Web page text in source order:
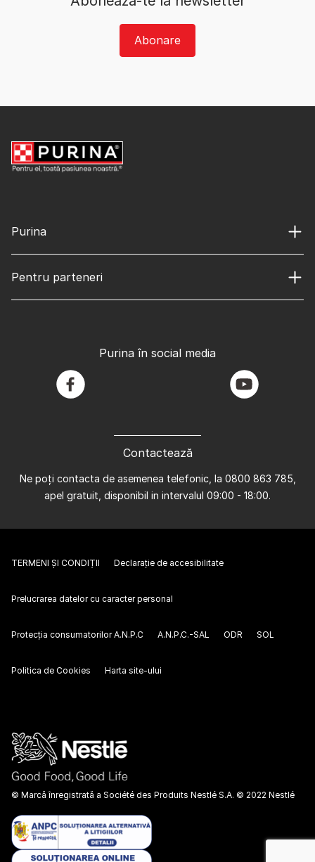
Abonare
Purina
Pentru parteneri
Contactează
Ne poți contacta de asemenea telefonic, la 0800 863 785,
apel gratuit, disponibil in intervalul 09:00 - 18:00.
Purina în social media
facebook youtube
© Marcă înregistrată a Société des Produits Nestlé S.A. © 2022 Nestlé
TERMENI ȘI CONDIȚII Declarație de accesibilitate
Prelucrarea datelor cu caracter personal
Protecția consumatorilor A.N.P.C A.N.P.C.-SAL ODR SOL
Politica de Cookies Harta site-ului